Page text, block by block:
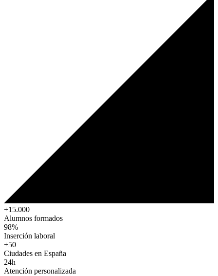
+15.000
Alumnos formados
98%
Inserción laboral
+50
Ciudades en España
24h
Atención personalizada